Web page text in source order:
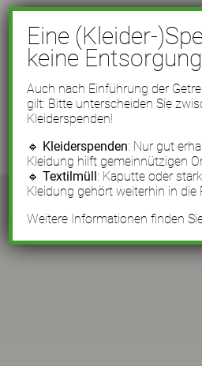
Eine (Kleider-
keine
Auch nach Einführung der
gilt: Bitte unterscheiden Sie
Kleiderspenden!
🔹 Kleiderspenden: Nur gut
Kleidung hilft gemeinnützigen
🔹Textilmüll: Kaputte oder
Kleidung gehört weiterhin in die
Weitere Informationen finden